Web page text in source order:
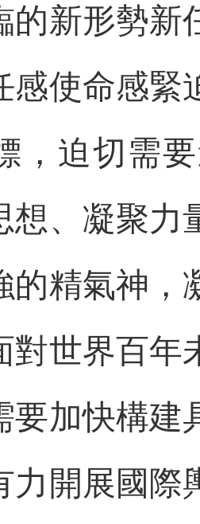
的新形勢新
感使命感緊
，迫切需
想、凝聚力
的精氣神，
對世界百年
要加快構建
力開展國際